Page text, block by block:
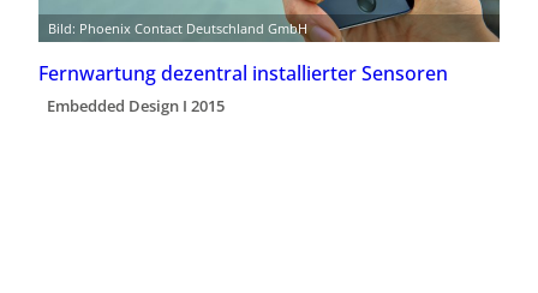
Bild: Phoenix Contact Deutschland GmbH
Fernwartung dezentral installierter Sensoren
Embedded Design I 2015